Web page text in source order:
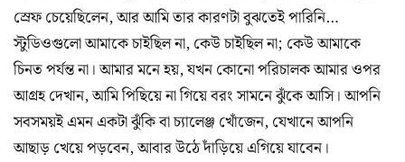
স্রেফ চেয়েছিলেন, আর আমি তার কারণটা বুঝতেই পারিনি…
স্টুডিওগুলো আমাকে চাইছিল না, কেউ চাইছিল না; কেউ আমাকে
চিনত পর্যন্ত না। আমার মনে হয়, যখন কোনো পরিচালক আমার ওপর
আগ্রহ দেখান, আমি পিছিয়ে না গিয়ে বরং সামনে ঝুঁকে আসি। আপনি
সবসময়ই এমন একটা ঝুঁকি বা চ্যালেঞ্জ খোঁজেন, যেখানে আপনি
আছাড় খেয়ে পড়বেন, আবার উঠে দাঁড়িয়ে এগিয়ে যাবেন।